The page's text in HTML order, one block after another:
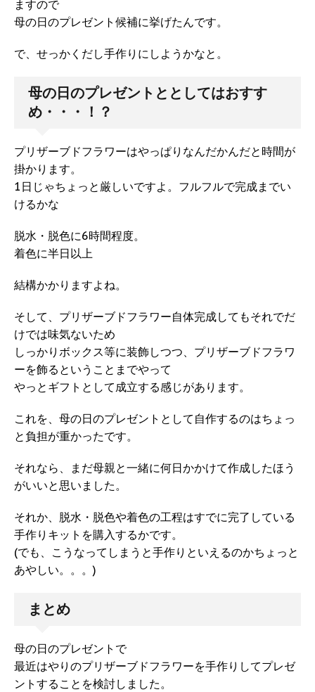
ますので
母の日のプレゼント候補に挙げたんです。
で、せっかくだし手作りにしようかなと。
母の日のプレゼントととしてはおすす
め・・・！？
プリザーブドフラワーはやっぱりなんだかんだと時間が
掛かります。
1日じゃちょっと厳しいですよ。フルフルで完成までい
けるかな
脱水・脱色に6時間程度。
着色に半日以上
結構かかりますよね。
そして、プリザーブドフラワー自体完成してもそれでだ
けでは味気ないため
しっかりボックス等に装飾しつつ、プリザーブドフラワ
ーを飾るということまでやって
やっとギフトとして成立する感じがあります。
これを、母の日のプレゼントとして自作するのはちょっ
と負担が重かったです。
それなら、まだ母親と一緒に何日かかけて作成したほう
がいいと思いました。
それか、脱水・脱色や着色の工程はすでに完了している
手作りキットを購入するかです。
(でも、こうなってしまうと手作りといえるのかちょっと
あやしい。。。)
まとめ
母の日のプレゼントで
最近はやりのプリザーブドフラワーを手作りしてプレゼ
ントすることを検討しました。